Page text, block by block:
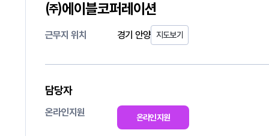
㈜에이블코퍼레이션
근무지 위치 경기 안양 지도보기
담당자
온라인지원 온라인지원